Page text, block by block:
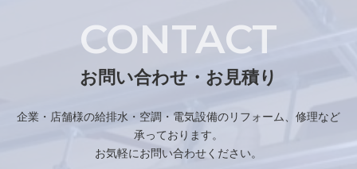
CONTACT
お問い合わせ・お見積り
企業・店舗様の給排水・空調・電気設備のリフォーム、修理など
承っております。
お気軽にお問い合わせください。